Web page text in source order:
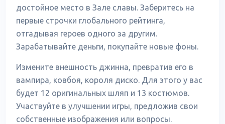
достойное место в Зале славы. Заберитесь на
первые строчки глобального рейтинга,
отгадывая героев одного за другим.
Зарабатывайте деньги, покупайте новые фоны.
Измените внешность джинна, превратив его в
вампира, ковбоя, короля диско. Для этого у вас
будет 12 оригинальных шляп и 13 костюмов.
Участвуйте в улучшении игры, предложив свои
собственные изображения или вопросы.